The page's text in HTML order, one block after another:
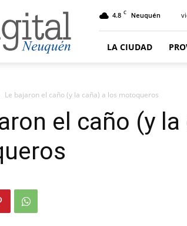
4.8 C Neuquén
LA CIUDAD
Le bajaron el caño (y la caña) a los motoqueros
el caño (y